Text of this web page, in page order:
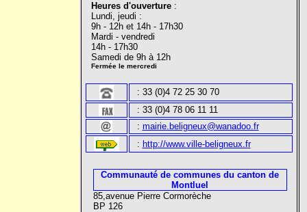
Heures d'ouverture:
Lundi, jeudi :
9h - 12h et 14h - 17h30
Mardi - vendredi
14h - 17h30
Samedi de 9h à 12h
Fermée le mercredi
: 33 (0)4 72 25 30 70
: 33 (0)4 78 06 11 11
: mairie.beligneux@wanadoo.fr
: http://www.ville-beligneux.fr
Communauté de communes du canton de
Montluel
85,avenue Pierre Cormorèche
BP 126